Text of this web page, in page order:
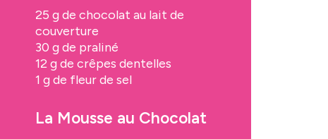
25 g de chocolat au lait de
couverture
30 g de praliné
12 g de crêpes dentelles
1 g de fleur de sel
La Mousse au Chocolat